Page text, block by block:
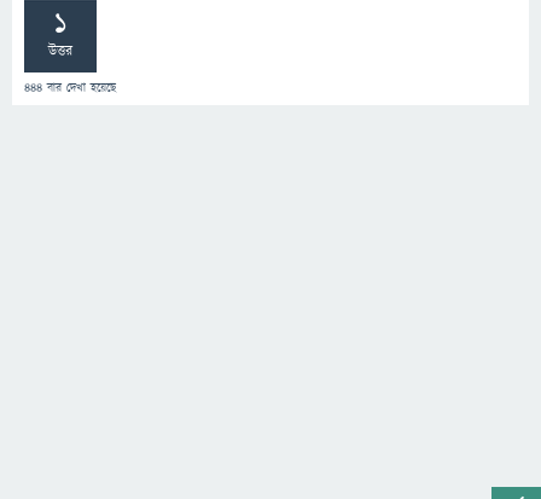
1
উত্তর
444 বার দেখা হয়েছে